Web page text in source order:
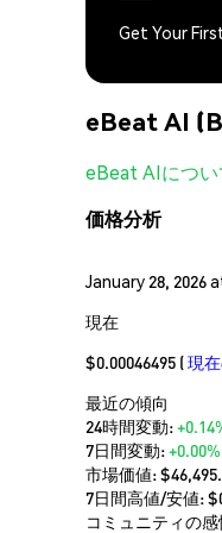
Get Your
eBeat AI
eBeat AIにつ
価格分析
January 28, 2026
現在
$0.00046495 (現
最近の傾向
24時間変動:
7日間変動:+0.00%
市場価値:
7日間高値/安値: $
コミュニティの